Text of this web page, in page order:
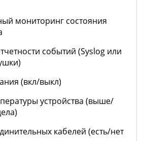
мониторинг состояния
событий (Syslog или
(вкл/выкл)
устройства (выше/
кабелей (есть/нет